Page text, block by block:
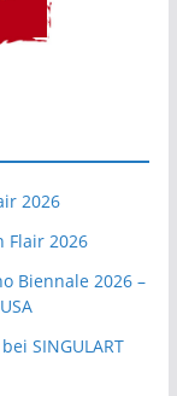
2026
Flair 2026
Biennale 2026 –
SINGULART